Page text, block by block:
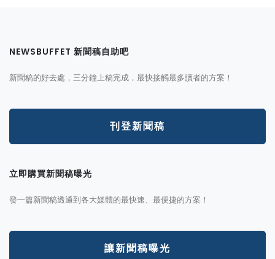
NEWSBUFFET 新聞稿自助吧
新聞稿的好去處，三分鐘上稿完成，最快接觸最多讀者的方案！
刊登新聞稿
立即購買新聞稿曝光
發一篇新聞稿透通到各大媒體的最快速、最便捷的方案！
讓新聞稿曝光